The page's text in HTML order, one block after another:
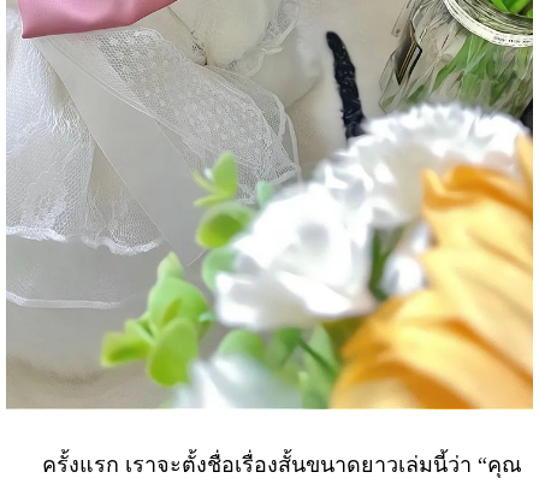
ครั้งแรก เราจะตั้งชื่อเรื่องสั้นขนาดยาวเล่มนี้ว่า “คุณ